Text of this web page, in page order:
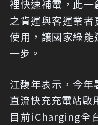
裡快速補電，此
之貨運與客運業
使用，讓國家綠
一步。
江馥年表示，今
直流快充充電站啟
目前iCharging全